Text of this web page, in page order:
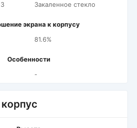
Закаленное стекло
экрана к корпусу
81.6%
Особенности
-